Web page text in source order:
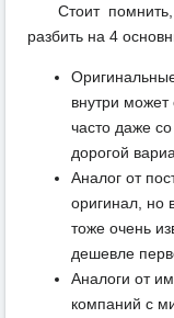
Стоит
разбить на 4
внутри может
часто даже
дорогой
Аналог от
оригинал, но
тоже очень
дешевле
Аналоги от
компаний с